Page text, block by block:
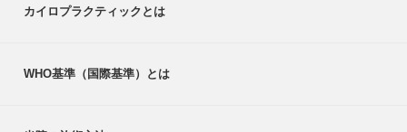
カイロプラクティックとは
WHO基準（国際基準）とは